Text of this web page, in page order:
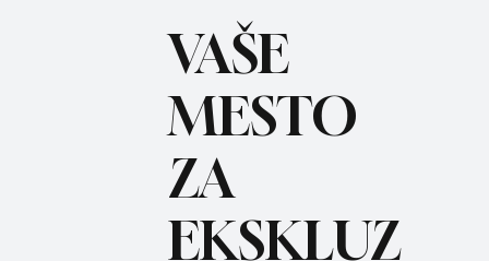
REC
VAŠE
MESTO
ZA
EKSKLUZ